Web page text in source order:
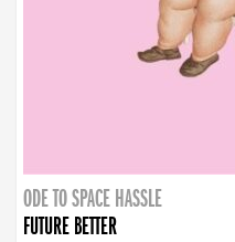
ODE TO SPACE HASSLE
FUTURE BETTER